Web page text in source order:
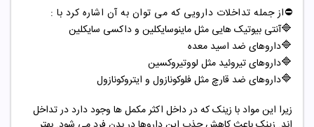
⛔️از جمله تداخلات دارویی که می توان به آن اشاره کرد با :
🔷آنتی بیوتیک هایی مثل ماینوسایکلین و داکسی سایکلین
🔷داروهای ضد اسید معده
🔷داروهای تیروئید مثل لووتیروکسین
🔷داروهای ضد قارچ مثل فلوکونازول و ایتروکونازول
زیرا این مواد با زینک که در داخل اکثر مکمل ها وجود دارد در تداخل